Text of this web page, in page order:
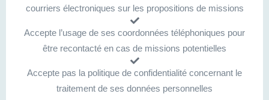
courriers électroniques sur les propositions de missions
Accepte l’usage de ses coordonnées téléphoniques pour
être recontacté en cas de missions potentielles
Accepte pas la politique de confidentialité concernant le
traitement de ses données personnelles